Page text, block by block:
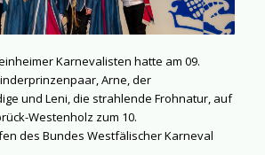
Karnevalisten hatte am 09.
Arne, der
und Leni, die strahlende Frohnatur, auf
Westenholz zum 10.
des Bundes Westfälischer Karneval